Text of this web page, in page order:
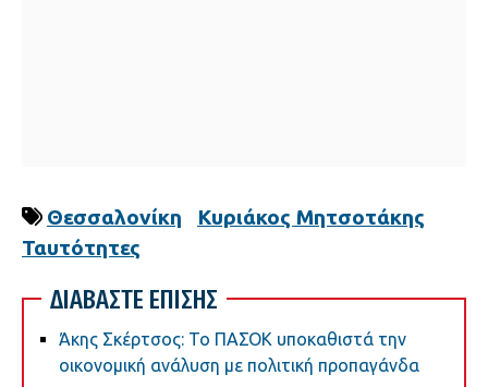
Θεσσαλονίκη
Κυριάκος Μητσοτάκης
Ταυτότητες
ΔΙΑΒΑΣΤΕ ΕΠΙΣΗΣ
Άκης Σκέρτσος: Το ΠΑΣΟΚ υποκαθιστά την
οικονομική ανάλυση με πολιτική προπαγάνδα